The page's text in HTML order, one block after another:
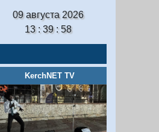
09 августа 2026
13 : 39 : 59
KerchNET TV